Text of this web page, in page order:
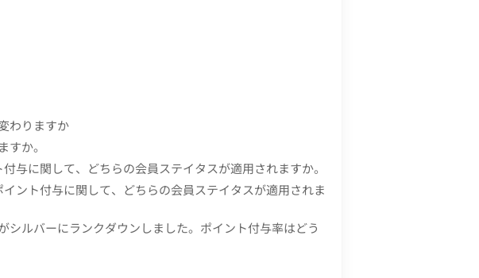
わりますか
か。
与に関して、どちらの会員ステイタスが適用されますか。
ント付与に関して、どちらの会員ステイタスが適用されま
ルバーにランクダウンしました。ポイント付与率はどう